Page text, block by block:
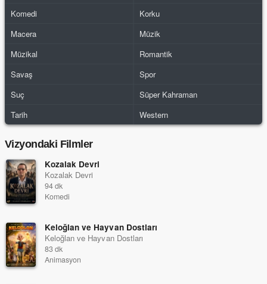
Komedi
Korku
Macera
Müzik
Müzikal
Romantik
Savaş
Spor
Suç
Süper Kahraman
Tarih
Western
Vizyondaki Filmler
Kozalak Devri
Kozalak Devri
94 dk
Komedi
Keloğlan ve Hayvan Dostları
Keloğlan ve Hayvan Dostları
83 dk
Animasyon